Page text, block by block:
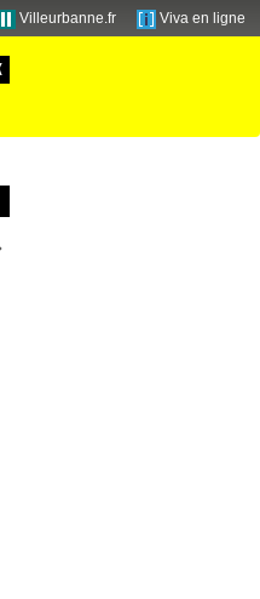
Villeurbanne.fr Viva en ligne